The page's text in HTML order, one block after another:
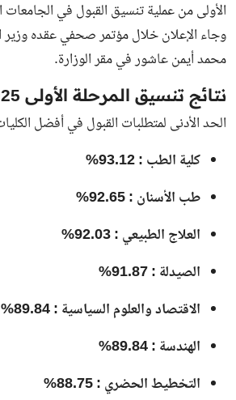
التعليم
منوعات
وجاء الإعلان خلال مؤتمر صحفي عقده وزير
محمد أيمن عاشور في مقر الوزارة.
نتائج تنسيق المرحلة الأولى 2025
الحد الأدنى لمتطلبات القبول في أفضل
كلية الطب : 93.12%
طب الأسنان : 92.65%
العلاج الطبيعي : 92.03%
الصيدلة : 91.87%
الاقتصاد والعلوم السياسية : 89.84%
الهندسة : 89.84%
التخطيط الحضري : 88.75%